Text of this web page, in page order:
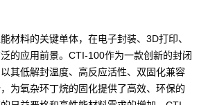
材料的关键单体，在电子封装、 3D打印、
的应用前景。CTI-100作为一款创新的封闭
其低解封温度、高反应活性、双固化兼容
为氧杂环丁烷的固化提供了高效、环保的